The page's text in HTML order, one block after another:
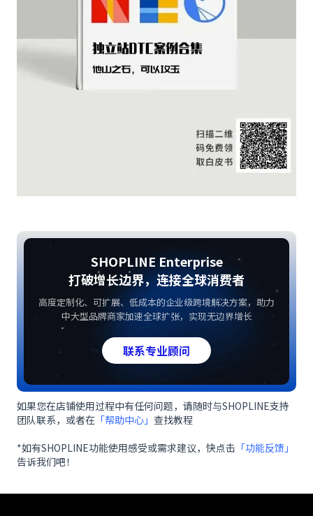
SHOPLINE Enterprise
打破增长边界，连接全球消费者
高度定制化、可扩展、低成本的企业级跨境解决方案，助力
中大型品牌商家加速全球扩张，实现无边界增长
联系专业顾问
如果您在店铺使用过程中有任何问题，请随时与SHOPLINE支持
团队联系，或者在 「帮助中心」 查找教程
*如有SHOPLINE功能使用感受或需求建议，快点击 「功能反馈」
告诉我们吧！